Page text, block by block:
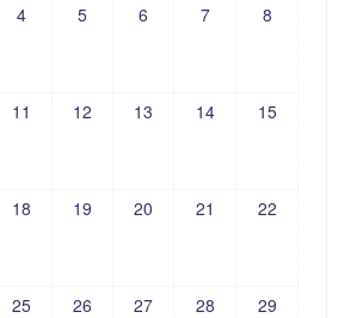
4 5 6 7 8
11 12 13 14 15
18 19 20 21 22
25 26 27 28 29